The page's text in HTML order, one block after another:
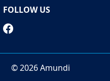
FOLLOW US
© 2026 Amundi